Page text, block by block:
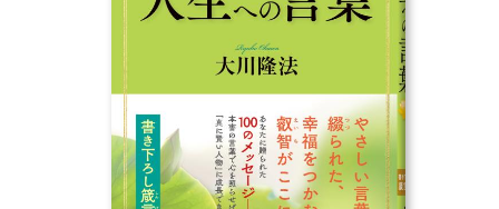
雑誌
CD
DVD・ブルーレイ